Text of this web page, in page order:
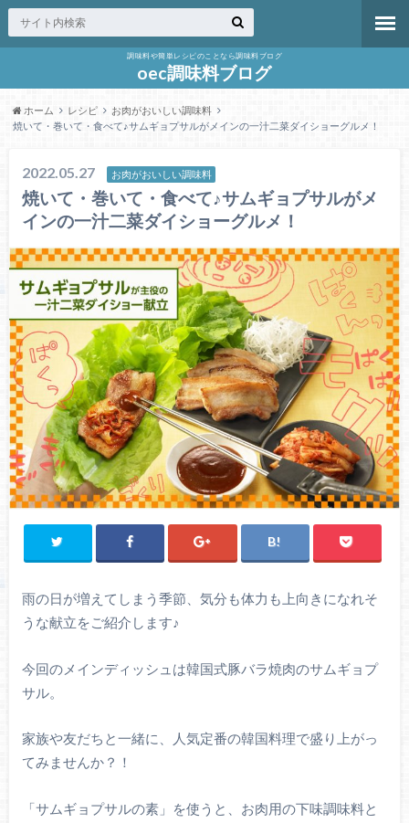
調味料や簡単レシピのことなら調味料ブログ
oec調味料ブログ
ホーム レシピ
お肉がおいしい調味料
焼いて・巻いて・食べて♪サムギョプサルがメインの一汁二菜ダイショーグルメ！
2022.05.27 お肉がおいしい調味料
焼いて・巻いて・食べて♪サムギョプサルがメ
インの一汁二菜ダイショーグルメ！
雨の日が増えてしまう季節、気分も体力も上向きになれそ
うな献立をご紹介します♪
今回のメインディッシュは韓国式豚バラ焼肉のサムギョプ
サル。
家族や友だちと一緒に、人気定番の韓国料理で盛り上がっ
てみませんか？！
「サムギョプサルの素」を使うと、お肉用の下味調味料と